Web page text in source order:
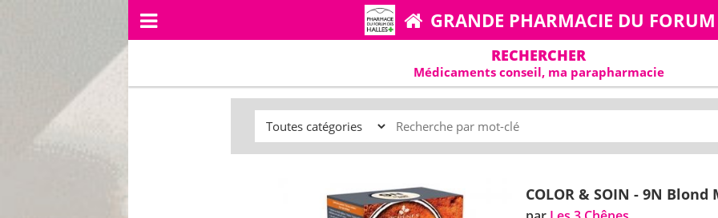
GRANDE PHARMACIE DU FORUM
RECHERCHER
Médicaments conseil, ma parapharmacie
COLOR & SOIN - 9N Blond